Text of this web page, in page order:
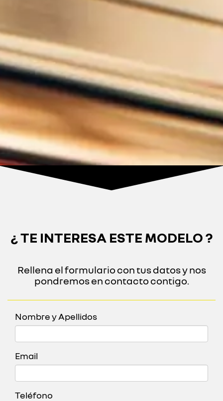
¿ TE INTERESA ESTE MODELO ?
Rellena el formulario con tus datos y nos
pondremos en contacto contigo.
Nombre y Apellidos
Email
Teléfono